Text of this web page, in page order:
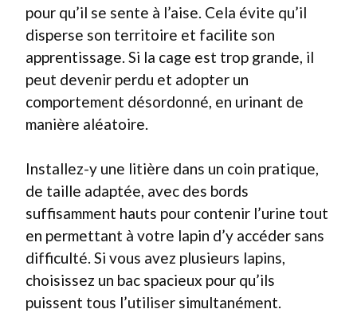
pour qu’il se sente à l’aise. Cela évite qu’il
disperse son territoire et facilite son
apprentissage. Si la cage est trop grande, il
peut devenir perdu et adopter un
comportement désordonné, en urinant de
manière aléatoire.
Installez-y une litière dans un coin pratique,
de taille adaptée, avec des bords
suffisamment hauts pour contenir l’urine tout
en permettant à votre lapin d’y accéder sans
difficulté. Si vous avez plusieurs lapins,
choisissez un bac spacieux pour qu’ils
puissent tous l’utiliser simultanément.